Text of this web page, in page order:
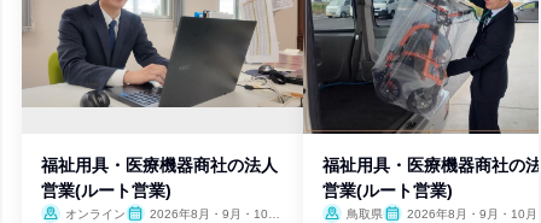
福祉用具・医療機器商社の法人
営業(ルート営業)
オンライン
2026年8月・9月・10
福祉用具・医療機器商社の
営業(ルート営業)
鳥取県
2026年8月・9月・10月